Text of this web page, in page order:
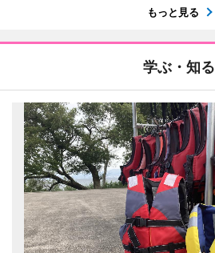
もっと見る
学ぶ・知る